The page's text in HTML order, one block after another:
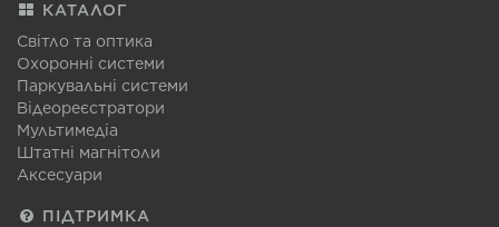
КАТАЛОГ
Світло та оптика
Охоронні системи
Паркувальні системи
Відеореєстратори
Мультимедіа
Штатні магнітоли
Аксесуари
ПІДТРИМКА